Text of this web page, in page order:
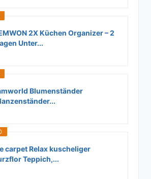
2X Küchen Organizer – 2
Unter...
Blumenständer
carpet Relax kuscheliger
Teppich,...